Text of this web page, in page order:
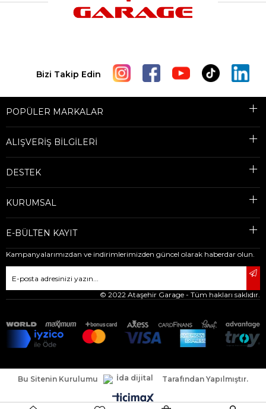
Bizi Takip Edin
POPÜLER MARKALAR
ALIŞVERİŞ BİLGİLERİ
DESTEK
KURUMSAL
E-BÜLTEN KAYIT
Kampanyalarımızdan ve indirimlerimizden güncel olarak haberdar olun.
© 2022 Ataşehir Garage - Tüm hakları saklıdır.
Bu Sitenin Kurulumu Tarafından Yapılmıştır.